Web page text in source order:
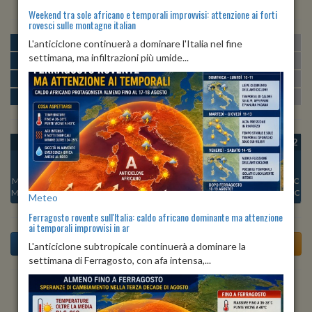
MATTINA min:22º max:30º
POMERIGGIO min:30º max:
SERA min:26º max:34º U:77%-82%
NOTTE min:22º max: 25º U:83%
OGGI
Min:25°C
Max:28°C
VEN 07
Min:23°C
Max:26°C
SAB 08
Min: 23°C
Max:24°C
DOM 09
Min:21°C
Max:25°C
LUN 10
Min:22°C
Max:24°C
MAR 11
Min:22°C
Max:25°C
MER 12
Min:22°C
Max:25°C
Previsioni del Tempo a Talmassons tra 6 giorni
Weekend tra sole africano e temporali improvvisi: attenzione ai forti
rovesci sulle montagne italian
L'anticiclone continuerà a dominare l'Italia nel fine
settimana, ma infiltrazioni più umide...
Meteo
Ferragosto rovente sull'Italia: caldo africano dominante ma attenzione
ai temporali improvvisi in ar
L'anticiclone subtropicale continuerà a dominare la
settimana di Ferragosto, con afa intensa,...